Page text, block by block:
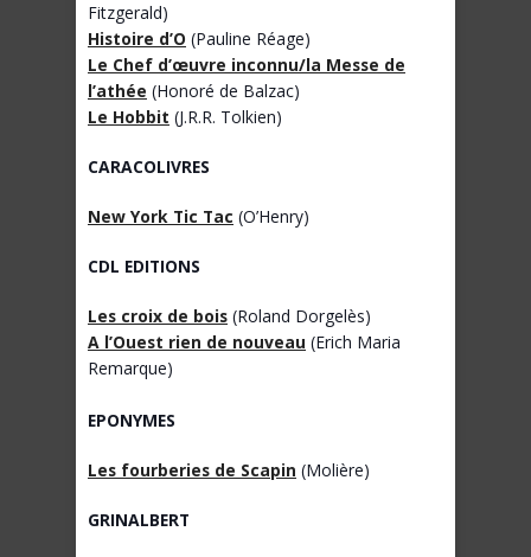
Fitzgerald)
Histoire d’O (Pauline Réage)
Le Chef d’œuvre inconnu/la Messe de
l’athée (Honoré de Balzac)
Le Hobbit (J.R.R. Tolkien)
CARACOLIVRES
New York Tic Tac (O’Henry)
CDL EDITIONS
Les croix de bois (Roland Dorgelès)
A l’Ouest rien de nouveau (Erich Maria
Remarque)
EPONYMES
Les fourberies de Scapin (Molière)
GRINALBERT